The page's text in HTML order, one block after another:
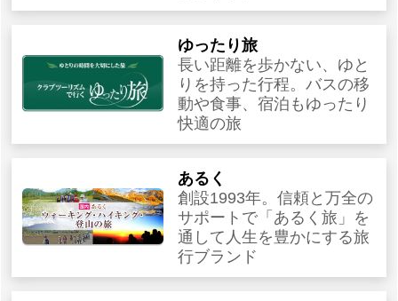
ゆったり旅
長い距離を歩かない、ゆと
りを持った行程。バスの移
動や食事、宿泊もゆったり
快適の旅
あるく
創設1993年。信頼と万全の
サポートで「あるく旅」を
通して人生を豊かにする旅
行ブランド